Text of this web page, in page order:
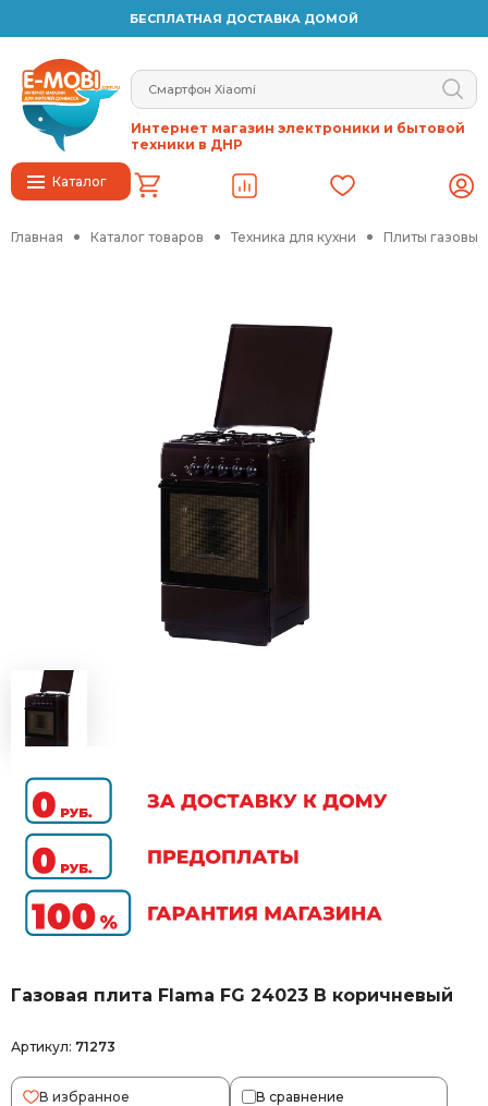
БЕСПЛАТНАЯ ДОСТАВКА ДОМОЙ
Каталог
Интернет магазин электроники и бытовой
техники в ДНР
Главная Каталог товаров Техника для кухни Плиты газовые
Газовая плита Flama FG 24023 B коричневый
Артикул: 71273
В избранное В сравнение